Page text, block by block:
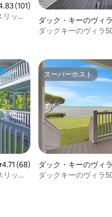
ュー101件、5つ星中4.83つ星
(101)
ップ
ダック・キーのヴィラ
ダックキーのヴィラ
ビュー68件、5つ星中4.71つ星の
4.71 (68)
ップ
スーパーホスト
スーパーホスト
ダック・キーのヴィラ
ダックキーのヴィラ